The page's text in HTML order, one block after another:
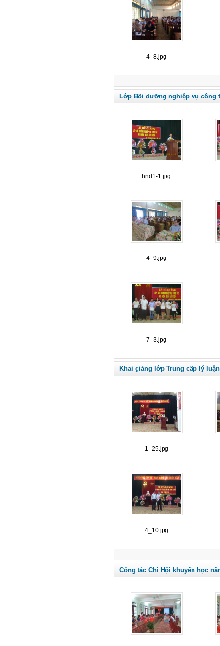
4_8.jpg
Lớp Bồi dưỡng nghiệp vụ công
hnd1-1.jpg
4_9.jpg
7_3.jpg
Khai giảng lớp Trung cấp lý
1_25.jpg
4_10.jpg
Công tác Chi Hội khuyến học